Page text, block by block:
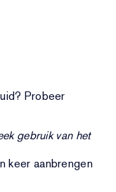
Probeer
gebruik van het
keer aanbrengen